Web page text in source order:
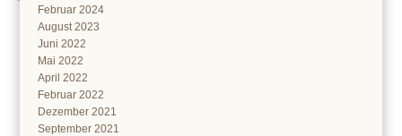
Februar 2024
August 2023
Juni 2022
Mai 2022
April 2022
Februar 2022
Dezember 2021
September 2021